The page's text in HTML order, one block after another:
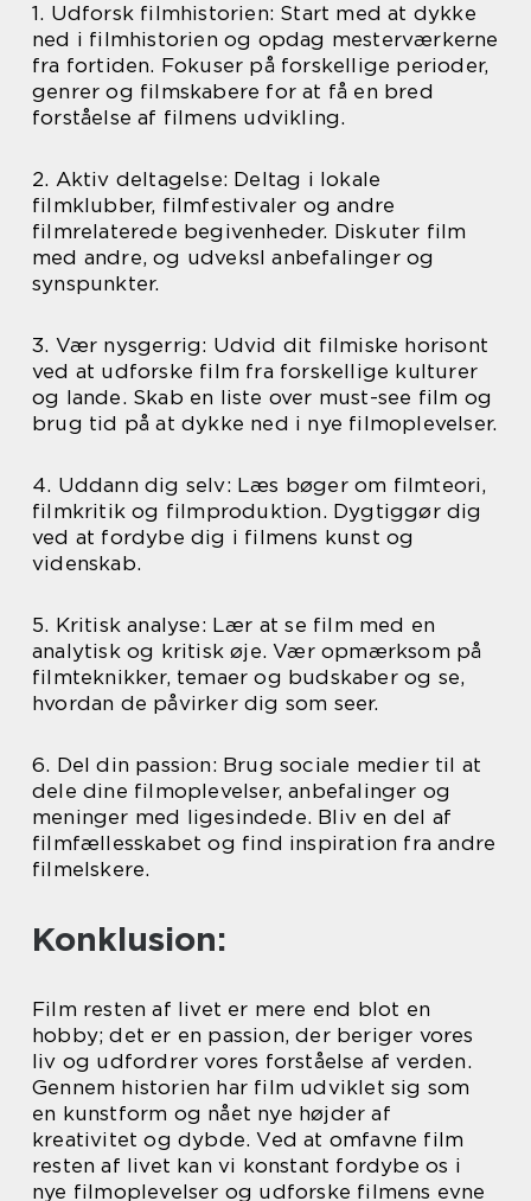
1. Udforsk filmhistorien: Start med at dykke
ned i filmhistorien og opdag mesterværkerne
fra fortiden. Fokuser på forskellige perioder,
genrer og filmskabere for at få en bred
forståelse af filmens udvikling.
2. Aktiv deltagelse: Deltag i lokale
filmklubber, filmfestivaler og andre
filmrelaterede begivenheder. Diskuter film
med andre, og udveksl anbefalinger og
synspunkter.
3. Vær nysgerrig: Udvid dit filmiske horisont
ved at udforske film fra forskellige kulturer
og lande. Skab en liste over must-see film og
brug tid på at dykke ned i nye filmoplevelser.
4. Uddann dig selv: Læs bøger om filmteori,
filmkritik og filmproduktion. Dygtiggør dig
ved at fordybe dig i filmens kunst og
videnskab.
5. Kritisk analyse: Lær at se film med en
analytisk og kritisk øje. Vær opmærksom på
filmteknikker, temaer og budskaber og se,
hvordan de påvirker dig som seer.
6. Del din passion: Brug sociale medier til at
dele dine filmoplevelser, anbefalinger og
meninger med ligesindede. Bliv en del af
filmfællesskabet og find inspiration fra andre
filmelskere.
Konklusion:
Film resten af livet er mere end blot en
hobby; det er en passion, der beriger vores
liv og udfordrer vores forståelse af verden.
Gennem historien har film udviklet sig som
en kunstform og nået nye højder af
kreativitet og dybde. Ved at omfavne film
resten af livet kan vi konstant fordybe os i
nye filmoplevelser og udforske filmens evne